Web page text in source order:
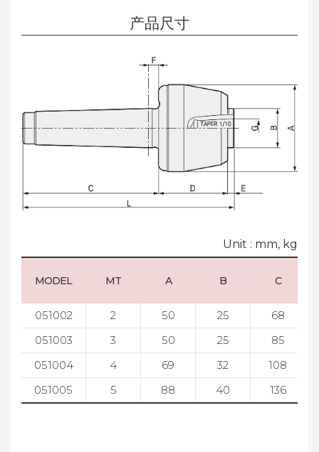
产品尺寸
Unit : mm, kg
MODEL MT A B C
051002 2 50 25
68
051003
3 50 25
85
051004
4 69 32
108
051005
5 88 40 136